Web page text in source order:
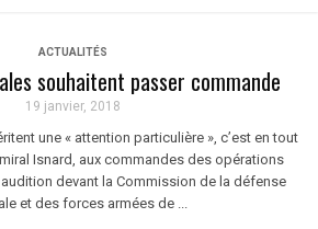
ACTUALITÉS
souhaitent passer commande
19 janvier, 2018
une « attention particulière », c’est en tout
Isnard, aux commandes des opérations
devant la Commission de la défense
et des forces armées de ...